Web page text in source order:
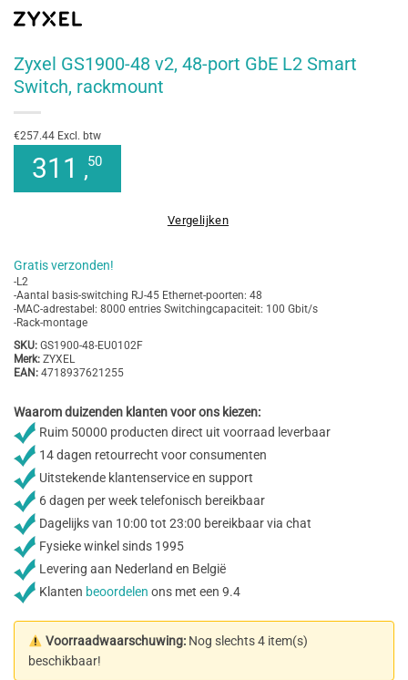
Zyxel GS1900-48 v2, 48-port GbE L2 Smart
Switch, rackmount
€257.44 Excl. btw
311 ,50
Vergelijken
Gratis verzonden!
-L2
-Aantal basis-switching RJ-45 Ethernet-poorten: 48
-MAC-adrestabel: 8000 entries Switchingcapaciteit: 100 Gbit/s
-Rack-montage
SKU: GS1900-48-EU0102F
Merk: ZYXEL
EAN: 4718937621255
Waarom duizenden klanten voor ons kiezen:
Ruim 50000 producten direct uit voorraad leverbaar
14 dagen retourrecht voor consumenten
Uitstekende klantenservice en support
6 dagen per week telefonisch bereikbaar
Dagelijks van 10:00 tot 23:00 bereikbaar via chat
Fysieke winkel sinds 1995
Levering aan Nederland en België
Klanten beoordelen ons met een 9.4
Voorraadwaarschuwing: Nog slechts 4 item(s)
beschikbaar!